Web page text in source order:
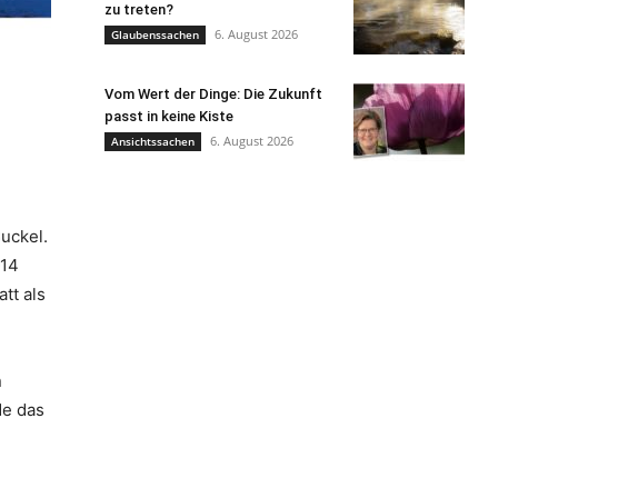
als
das
zu treten?
Glaubenssachen 6. August 2026
Vom Wert der Dinge: Die Zukunft
passt in keine Kiste
Ansichtssachen 6. August 2026